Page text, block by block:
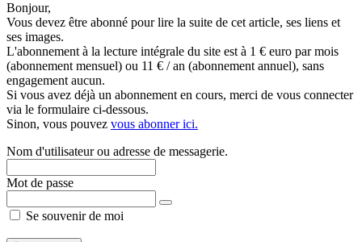
Bonjour,
Vous devez être abonné pour lire la suite de cet article, ses liens et
ses images.
L'abonnement à la lecture intégrale du site est à 1 € euro par mois
(abonnement mensuel) ou 11 € / an (abonnement annuel), sans
engagement aucun.
Si vous avez déjà un abonnement en cours, merci de vous connecter
via le formulaire ci-dessous.
Sinon, vous pouvez vous abonner ici.
Nom d'utilisateur ou adresse de messagerie.
Mot de passe
Se souvenir de moi